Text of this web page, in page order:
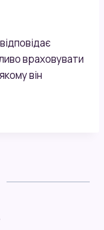
враховувати
він